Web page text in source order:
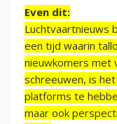
Even dit:
Luchtvaartnieuws
een tijd waarin
nieuwkomers met
schreeuwen, is
platforms te
maar ook